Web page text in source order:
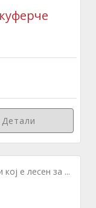
Детали
е лесен за ...